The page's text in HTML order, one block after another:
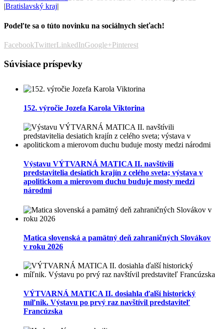
|Bratislavský kraj|
Podeľte sa o túto novinku na sociálnych sieťach!
FacebookTwitterLinkedInGoogle+Pinterest
Súvisiace príspevky
152. výročie Jozefa Karola Viktorina
Výstavu VÝTVARNÁ MATICA II. navštívili
predstavitelia desiatich krajín z celého sveta; výstava v
apolitickom a mierovom duchu buduje mosty medzi
národmi
Matica slovenská a pamätný deň zahraničných Slovákov
v roku 2026
VÝTVARNÁ MATICA II. dosiahla ďalší historický
míľnik. Výstavu po prvý raz navštívil predstaviteľ
Francúzska